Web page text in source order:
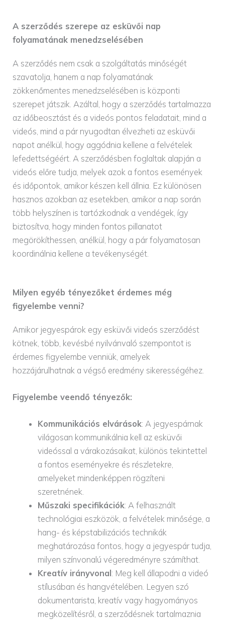
A szerződés szerepe az esküvői nap
folyamatának menedzselésében
A szerződés nem csak a szolgáltatás minőségét
szavatolja, hanem a nap folyamatának
zökkenőmentes menedzselésében is központi
szerepet játszik. Azáltal, hogy a szerződés tartalmazza
az időbeosztást és a videós pontos feladatait, mind a
videós, mind a pár nyugodtan élvezheti az esküvői
napot anélkül, hogy aggódnia kellene a felvételek
lefedettségéért. A szerződésben foglaltak alapján a
videós előre tudja, melyek azok a fontos események
és időpontok, amikor készen kell állnia. Ez különösen
hasznos azokban az esetekben, amikor a nap során
több helyszínen is tartózkodnak a vendégek, így
biztosítva, hogy minden fontos pillanatot
megörökíthessen, anélkül, hogy a pár folyamatosan
koordinálnia kellene a tevékenységét.
Milyen egyéb tényezőket érdemes még
figyelembe venni?
Amikor jegyespárok egy esküvői videós szerződést
kötnek, több, kevésbé nyilvánvaló szempontot is
érdemes figyelembe venniük, amelyek
hozzájárulhatnak a végső eredmény sikerességéhez.
Figyelembe veendő tényezők:
Kommunikációs elvárások: A jegyespárnak
világosan kommunikálnia kell az esküvői
videóssal a várakozásaikat, különös tekintettel
a fontos eseményekre és részletekre,
amelyeket mindenképpen rögzíteni
szeretnének.
Műszaki specifikációk: A felhasznált
technológiai eszközök, a felvételek minősége, a
hang- és képstabilizációs technikák
meghatározása fontos, hogy a jegyespár tudja,
milyen színvonalú végeredményre számíthat.
Kreatív irányvonal : Meg kell állapodni a videó
stílusában és hangvételében. Legyen szó
dokumentarista, kreatív vagy hagyományos
megközelítésről, a szerződésnek tartalmaznia